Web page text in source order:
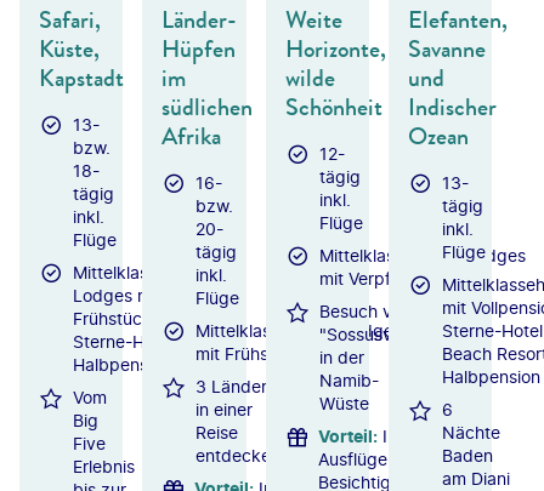
Safari,
Küste,
Kapstadt
13-
bzw.
18-
tägig
inkl.
Flüge
Mittelklassehotels/-
Lodges mit
Frühstück / 4-
Sterne-Hotel mit
Halbpension
Vom
Big
Five
Erlebnis
Länder-
Hüpfen
im
südlichen
Afrika
16-
bzw.
20-
tägig
inkl.
Flüge
Mittelklassehotels/Lodges
mit Frühstück
3 Länder
in einer
Reise
entdecken
Weite
Horizonte,
wilde
Schönheit
12-
tägig
inkl.
Flüge
Mittelklassehotels/Lodges
mit Verpflegung
Besuch von
"Sossusvlei"
in der
Namib-
Wüste
Vorteil: Inkl.
Ausflüge &
Besichtigungen
Elefanten,
Savanne
und
Indischer
Ozean
13-
tägig
inkl.
Flüge
mit
Sterne-
Beach
Halbpension
6
Nächte
Baden
am Diani